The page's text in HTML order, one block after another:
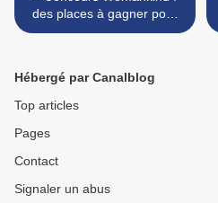
des places à gagner pour
son concert au New
Hébergé par Canalblog
Top articles
Pages
Contact
Signaler un abus